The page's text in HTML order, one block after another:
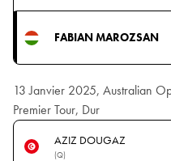
FABIAN MAROZSAN
13 Janvier 2025, Australian
Premier Tour, Dur
AZIZ DOUGAZ
(Q)